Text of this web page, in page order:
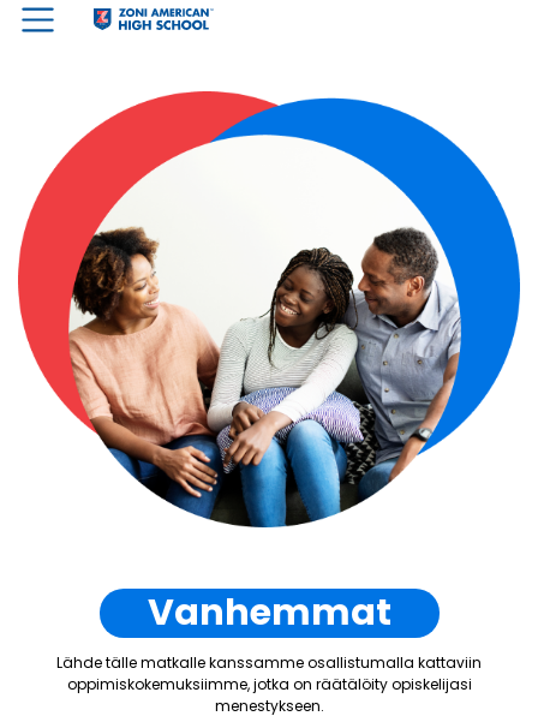
Vanhemmat
Lähde tälle matkalle kanssamme osallistumalla kattaviin
oppimiskokemuksiimme, jotka on räätälöity opiskelijasi
menestykseen.